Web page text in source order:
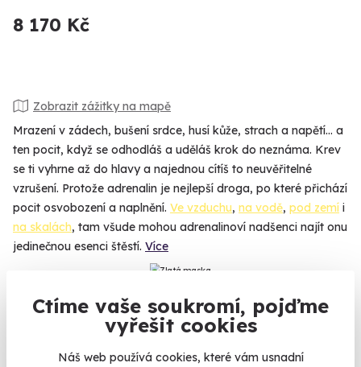
Ctíme vaše soukromí, pojďme
vyřešit cookies
Náš web používá cookies, které vám usnadní
8 170 Kč
Zobrazit zážitky na mapě
Mrazení v zádech, bušení srdce, husí kůže, strach a napětí… a
ten pocit, když se odhodláš a uděláš krok do neznáma. Krev
se ti vyhrne až do hlavy a najednou cítíš to neuvěřitelné
vzrušení. Protože adrenalin je nejlepší droga, po které přichází
pocit osvobození a naplnění. Ve vzduchu, na vodě, pod zemí i
na skalách, tam všude mohou adrenalinoví nadšenci najít onu
jedinečnou esenci štěstí. Více
Naheureka.czmáme